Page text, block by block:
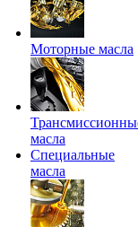
Моторные масла
масла
Специальные
масла